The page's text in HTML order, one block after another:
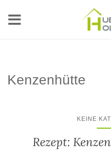
Kenzenhütte
KEINE
Rezept: